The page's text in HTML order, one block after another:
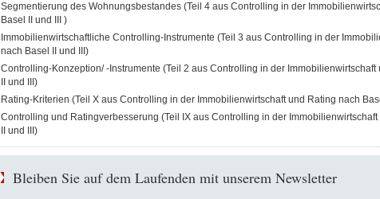
Segmentierung des Wohnungsbestandes (Teil 4 aus Controlling in der
Basel II und III )
Immobilienwirtschaftliche Controlling-Instrumente (Teil 3 aus Controlling in der
nach Basel II und III)
Controlling-Konzeption/ -Instrumente (Teil 2 aus Controlling in der Immobilienwirtschaft
II und III)
Rating-Kriterien (Teil X aus Controlling in der Immobilienwirtschaft und Rating nach
Controlling und Ratingverbesserung (Teil IX aus Controlling in der Immobilienwirtschaft
II und III)
Bleiben Sie auf dem Laufenden mit unserem Newsletter